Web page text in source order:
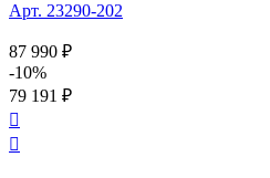
Арт. 23290-202
87 990 ₽
-10%
79 191 ₽

